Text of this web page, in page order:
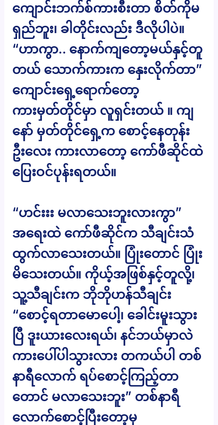
ကျောင်းဘက်စ်ကားစီးတာ စိတ်ကိုမ
ရှည်ဘူး၊ ခါတိုင်းလည်း ဒီလိုပါပဲ။
“ဟာကွာ.. နောက်ကျတော့မယ်နှင့်တူ
တယ် သောက်ကားက နှေးလိုက်တာ”
ကျောင်းရှေ့ရောက်တော့
ကားမှတ်တိုင်မှာ လူရှင်းတယ် ။ ကျ
နော် မှတ်တိုင်ရှေ့က စောင့်နေတုန်း
ဦးလေး ကားလာတော့ ကော်ဖီဆိုင်ထဲ
ပြေးဝင်ပုန်းရတယ်။
“ဟင်းးး မလာသေးဘူးလားကွာ”
အရေးထဲ ကော်ဖီဆိုင်က သီချင်းသံ
ထွက်လာသေးတယ်။ ပြုံးတောင် ပြုံး
မိသေးတယ်။ ကိုယ့်အဖြစ်နှင့်တူလို့၊
သူ့သီချင်းက ဘိုဘိုဟန်သီချင်း
“စောင့်ရတာမောပေါ့၊ ခေါင်းမူးသွား
ပြီ ဒူးယားလေးရယ်၊ နင်ဘယ်မှာလဲ
ကားပေါ်ပါသွားလား တကယ်ပါ တစ်
နာရီလောက် ရပ်စောင့်ကြည့်တာ
တောင် မလာသေးဘူး” တစ်နာရီ
လောက်စောင့်ပြီးတော့မှ